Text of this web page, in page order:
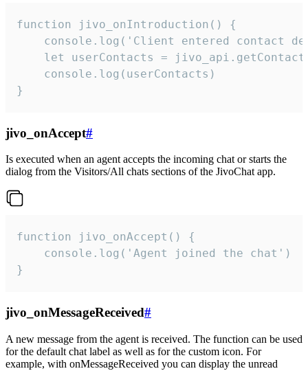
function jivo_onIntroduction() {
console.log('Client entered contact
let userContacts =
    console.log(userContacts)
}
jivo_onAccept#
Is executed when an agent accepts the incoming chat or starts the
dialog from the Visitors/All chats sections of the JivoChat app.
function jivo_onAccept() {
}
jivo_onMessageReceived#
A new message from the agent is received. The function can be used
for the default chat label as well as for the custom icon. For
example, with onMessageReceived you can display the unread